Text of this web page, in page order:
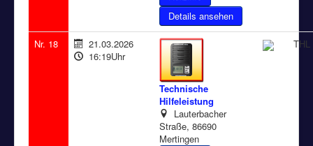
Details ansehen
Nr. 18
21.03.2026
16:19Uhr
Technische
Hilfeleistung
Lauterbacher
Straße, 86690
Mertingen